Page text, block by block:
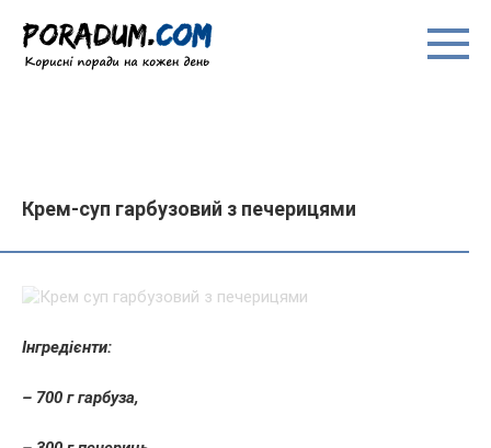
вмісту
Крем-суп гарбузовий з печерицями
Інгредієнти:
– 700 г гарбуза,